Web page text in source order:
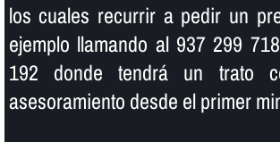
los cuales recurrir a pedir un
ejemplo llamando al 937 299
192 donde tendrá un trato
asesoramiento desde el primer